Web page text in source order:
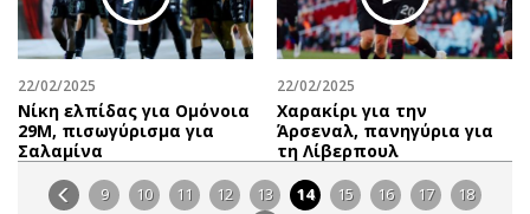
22/02/2025
Νίκη ελπίδας για Ομόνοια
29Μ, πισωγύρισμα για
Σαλαμίνα
22/02/2025
Χαρακίρι για την
Άρσεναλ, πανηγύρια για
τη Λίβερπουλ
9 10 11 12 13 14 15 16 17 18